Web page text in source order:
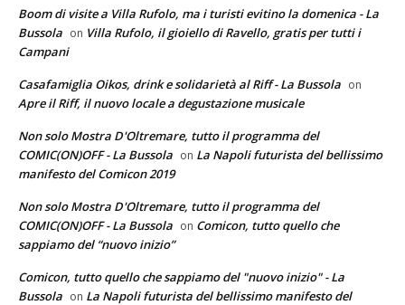
Boom di visite a Villa Rufolo, ma i turisti evitino la domenica - La
Bussola on Villa Rufolo, il gioiello di Ravello, gratis per tutti i
Campani
Casafamiglia Oikos, drink e solidarietà al Riff - La Bussola on
Apre il Riff, il nuovo locale a degustazione musicale
Non solo Mostra D'Oltremare, tutto il programma del
COMIC(ON)OFF - La Bussola on La Napoli futurista del bellissimo
manifesto del Comicon 2019
Non solo Mostra D'Oltremare, tutto il programma del
COMIC(ON)OFF - La Bussola on Comicon, tutto quello che
sappiamo del “nuovo inizio”
Comicon, tutto quello che sappiamo del "nuovo inizio" - La
Bussola on La Napoli futurista del bellissimo manifesto del